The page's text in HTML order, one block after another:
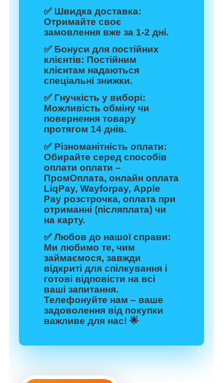
✅ Швидка доставка:
Отримайте своє
замовлення вже за 1-2 дні.
✅ Бонуси для постійних
клієнтів: Постійним
клієнтам надаються
спеціальні знижки.
✅ Гнучкість у виборі:
Можливість обміну чи
повернення товару
протягом 14 днів.
✅ Різноманітність оплати:
Обирайте серед способів
оплати оплати –
ПромОплата, онлайн оплата
LiqPay, Wayforpay, Apple
Pay розстрочка, оплата при
отриманні (післяплата) чи
на карту.
✅Любов до нашої справи:
Ми любимо те, чим
займаємося, завжди
відкриті для спілкування і
готові відповісти на всі
ваші запитання.
Телефонуйте нам – ваше
задоволення від покупки
важливе для нас! 🌟